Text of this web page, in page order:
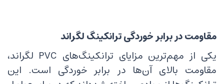
مقاومت در برابر خوردگی ترانکینگ لگراند
یکی از مهم‌ترین مزایای ترانکینگ‌های PVC لگراند،
مقاومت بالای آن‌ها در برابر خوردگی است. این